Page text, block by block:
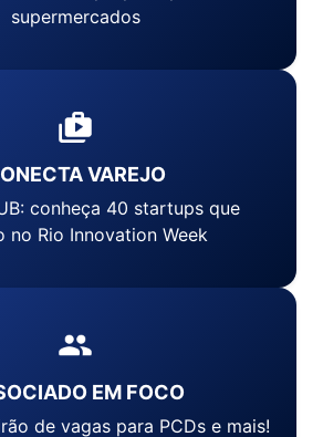
supermercados
VAREJO
conheça 40 startups que
no Rio Innovation Week
EM FOCO
de vagas para PCDs e mais!